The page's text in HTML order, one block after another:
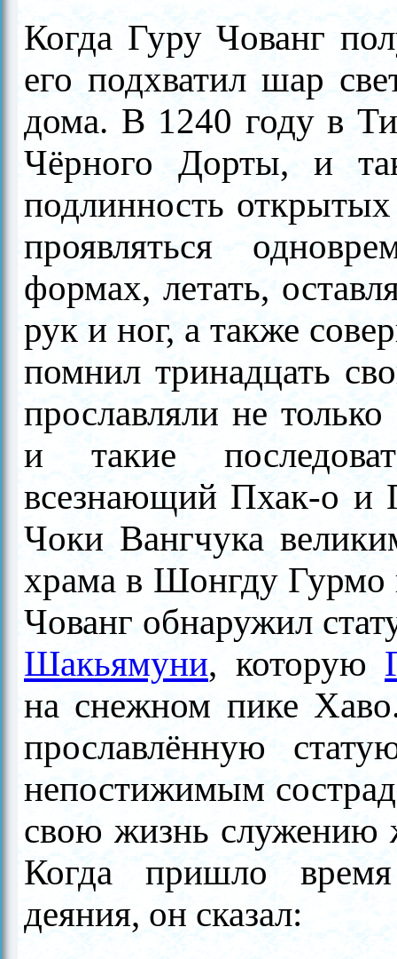
Когда Гуру Чованг
его подхва­тил шар
дома. В 1240 году в
Чёрного Дорты, и
подлинность
прояв­ляться
формах, летать,
рук и ног, а также
помнил тринадцать
прослав­ляли не
и такие
всезнающий Пхак-о и
Чоки Вангчука
храма в Шонгду Гурмо
Чованг обнаружил
Шакьямуни, которую
на снежном пике
про­славлённую
непостижимым
свою жизнь
Когда пришло время
деяния, он сказал: